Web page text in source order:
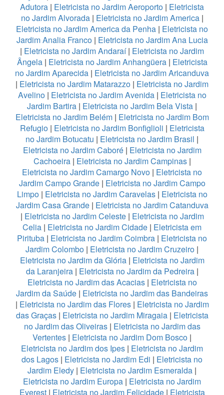
Adutora | Eletricista no Jardim Aeroporto | Eletricista
no Jardim Alvorada| Eletricista no Jardim America|
Eletricista no Jardim America da Penha | Eletricista no
Jardim Analia Franco| Eletricista no Jardim Ana Lucia
| Eletricista no Jardim Andaraí| Eletricista no Jardim
Ângela| Eletricista no Jardim Anhangüera| Eletricista
no Jardim Aparecida | Eletricista no Jardim Aricanduva
| Eletricista no Jardim Matarazzo | Eletricista no Jardim
Avelino| Eletricista no Jardim Avenida| Eletricista no
Jardim Bartira | Eletricista no Jardim Bela Vista |
Eletricista no Jardim Belém| Eletricista no Jardim Bom
Refugio| Eletricista no Jardim Bonfiglioli | Eletricista
no Jardim Botucatu | Eletricista no Jardim Brasil |
Eletricista no Jardim Caboré| Eletricista no Jardim
Cachoeira| Eletricista no Jardim Campinas|
Eletricista no Jardim Camargo Novo | Eletricista no
Jardim Campo Grande| Eletricista no Jardim Campo
Limpo| Eletricista no Jardim Caravelas| Eletricista no
Jardim Casa Grande| Eletricista no Jardim Catanduva
| Eletricista no Jardim Celeste| Eletricista no Jardim
Celia | Eletricista no Jardim Cidade | Eletricista em
Pirituba | Eletricista no Jardim Coimbra | Eletricista no
Jardim Colombo | Eletricista no Jardim Cruzeiro |
Eletricista no Jardim da Glória| Eletricista no Jardim
da Laranjeira| Eletricista no Jardim da Pedreira|
Eletricista no Jardim das Acacias| Eletricista no
Jardim da Saúde | Eletricista no Jardim das Bandeiras
| Eletricista no Jardim das Flores| Eletricista no Jardim
das Graças| Eletricista no Jardim Miragaia| Eletricista
no Jardim das Oliveiras| Eletricista no Jardim das
Vertentes | Eletricista no Jardim Dom Bosco |
Eletricista no Jardim dos Ipes | Eletricista no Jardim
dos Lagos | Eletricista no Jardim Edi | Eletricista no
Jardim Eledy | Eletricista no Jardim Esmeralda |
Eletricista no Jardim Europa | Eletricista no Jardim
Everest| Eletricista no Jardim Felicidade| Eletricista